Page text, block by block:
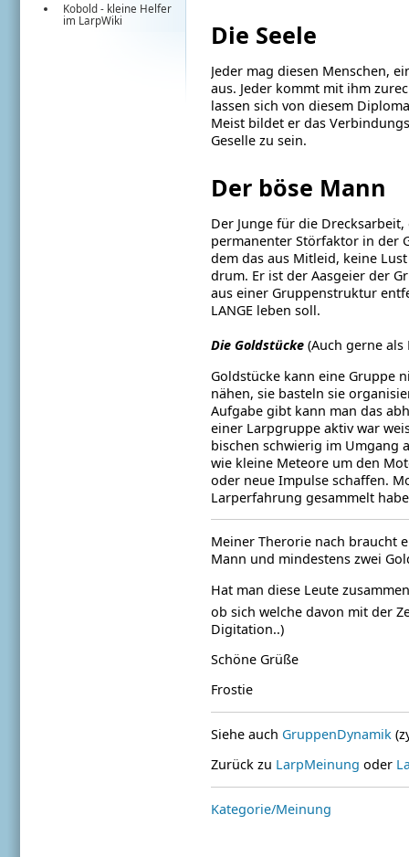
Kobold - kleine Helfer
im LarpWiki Die Seele
Jeder mag diesen Menschen,
aus. Jeder kommt mit ihm
lassen sich von diesem
Meist bildet er das
Geselle zu sein.
Der böse Mann
Der Junge für die
permanenter Störfaktor in der
dem das aus Mitleid, keine
drum. Er ist der Aasgeier der
aus einer Gruppenstruktur
LANGE leben soll.
Die Goldstücke(Auch gerne
Goldstücke kann eine Gruppe
nähen, sie basteln sie
Aufgabe gibt kann man das
einer Larpgruppe aktiv war
bischen schwierig im Umgang
wie kleine Meteore um den
oder neue Impulse schaffen.
Larperfahrung gesammelt
Meiner Therorie nach braucht
Mann und mindestens zwei
Hat man diese Leute
ob sich welche davon mit der
Digitation..)
Schöne Grüße
Frostie
Siehe auch GruppenDynamik
Zurück zu LarpMeinung oder
Kategorie/Meinung